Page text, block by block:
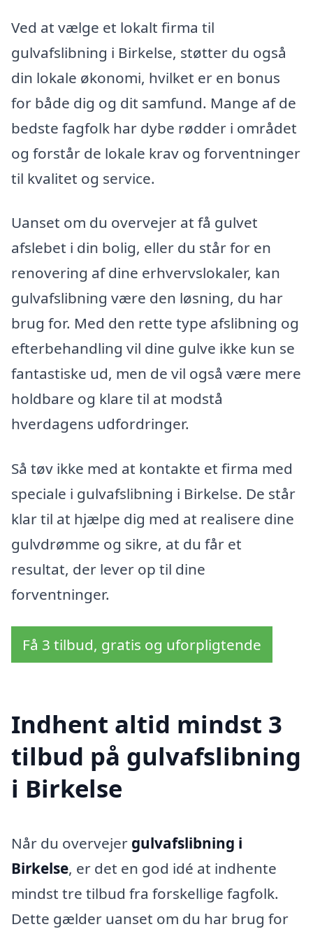
Ved at vælge et lokalt firma til
gulvafslibning i Birkelse, støtter du også
din lokale økonomi, hvilket er en bonus
for både dig og dit samfund. Mange af de
bedste fagfolk har dybe rødder i området
og forstår de lokale krav og forventninger
til kvalitet og service.
Uanset om du overvejer at få gulvet
afslebet i din bolig, eller du står for en
renovering af dine erhvervslokaler, kan
gulvafslibning være den løsning, du har
brug for. Med den rette type afslibning og
efterbehandling vil dine gulve ikke kun se
fantastiske ud, men de vil også være mere
holdbare og klare til at modstå
hverdagens udfordringer.
Så tøv ikke med at kontakte et firma med
speciale i gulvafslibning i Birkelse. De står
klar til at hjælpe dig med at realisere dine
gulvdrømme og sikre, at du får et
resultat, der lever op til dine
forventninger.
Få 3 tilbud, gratis og uforpligtende
Indhent altid mindst 3
tilbud på gulvafslibning
i Birkelse
Når du overvejer gulvafslibning i
Birkelse, er det en god idé at indhente
mindst tre tilbud fra forskellige fagfolk.
Dette gælder uanset om du har brug for